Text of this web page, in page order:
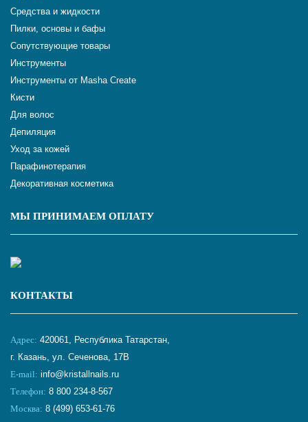
Средства и жидкости
Пилки, основы и бафы
Сопутствующие товары
Инструменты
Инструменты от Masha Create
Кисти
Для волос
Депиляция
Уход за кожей
Парафинотерапия
Декоративная косметика
МЫ ПРИНИМАЕМ ОПЛАТУ
КОНТАКТЫ
Адрес: 420061, Республика Татарстан,
г. Казань, ул. Сеченова, 17В
E-mail: info@kristallnails.ru
Телефон: 8 800 234-8-567
Москва: 8 (499) 653-61-76